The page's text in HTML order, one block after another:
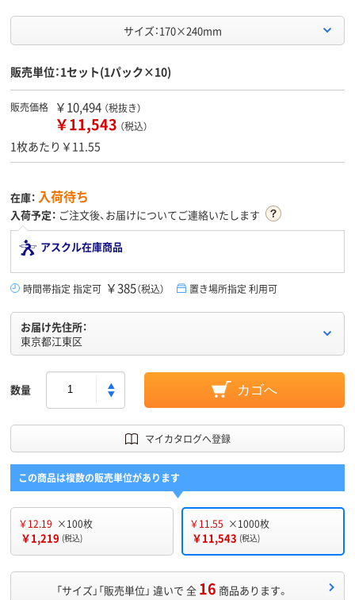
サイズ：170×240mm
販売単位：1セット(1パック×10)
販売価格 ￥10,494 （税抜き）
￥11,543 （税込）
1枚あたり￥11.55
在庫： 入荷待ち
入荷予定： ご注文後、お届けについてご連絡いたします
アスクル在庫商品
時間帯指定 指定可 ￥385（税込） 置き場所指定 利用可
お届け先住所：
東京都江東区
数量 カゴへ
マイカタログへ登録
この商品は複数の販売単位があります
￥12.19 ×100枚
￥1,219 (税込)
￥11.55 ×1000枚
￥11,543 (税込)
「サイズ」「販売単位」 違いで 全 16 商品あります。